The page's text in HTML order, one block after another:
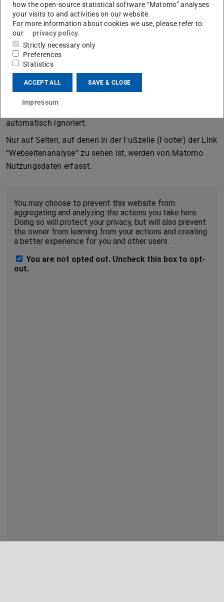
der Verarbeitung und vor der Speicherung anonymisiert,
die letzten beiden Tupel der IP-Adresse werden nicht
gespeichert. Matomo verwendet zur Analyse der
Benutzung der Webseiten sog. “Cookies”, Textdateien, die
auf Ihrem Computer gespeichert werden. Durch
entsprechende Einstellungen in der Browser-Software
lässt sich die Speicherung von Cookies unterbinden.
automatisch ignoriert.
Nur auf Seiten, auf denen in der Fußzeile (Footer) der Link
“Webseitenanalyse” zu sehen ist, werden von Matomo
Nutzungsdaten erfasst.
how the open-source statistical software “Matomo” analyses
your visits to and activities on our website.
For more information about cookies we use, please refer to
our
privacy policy.
Strictly necessary only
Preferences
Statistics
ACCEPT ALL SAVE & CLOSE
Impressum